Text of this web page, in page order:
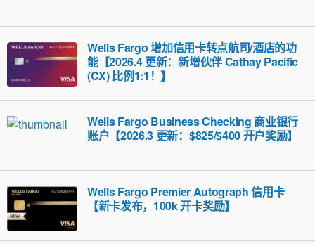
Wells Fargo 增加信用卡转点航司/酒店的功
能【2026.4 更新：新增伙伴 Cathay Pacific
(CX) 比例1:1！】
Wells Fargo Business Checking 商业银行
账户【2026.3 更新：$825/$400 开户奖励】
Wells Fargo Premier Autograph 信用卡
【新卡发布，100k 开卡奖励】